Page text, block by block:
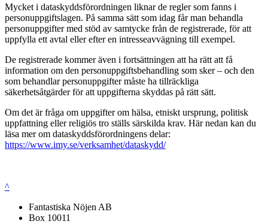
Mycket i dataskyddsförordningen liknar de regler som fanns i
personuppgiftslagen. På samma sätt som idag får man behandla
personuppgifter med stöd av samtycke från de registrerade, för att
uppfylla ett avtal eller efter en intresseavvägning till exempel.
De registrerade kommer även i fortsättningen att ha rätt att få
information om den personuppgiftsbehandling som sker – och den
som behandlar personuppgifter måste ha tillräckliga
säkerhetsåtgärder för att uppgifterna skyddas på rätt sätt.
Om det är fråga om uppgifter om hälsa, etniskt ursprung, politisk
uppfattning eller religiös tro ställs särskilda krav. Här nedan kan du
läsa mer om dataskyddsförordningens delar:
https://www.imy.se/verksamhet/dataskydd/
^
Fantastiska Nöjen AB
Box 10011